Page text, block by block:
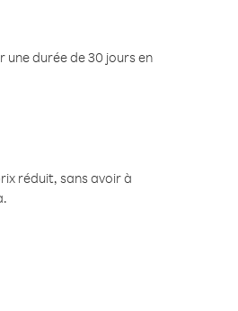
durée de 30 jours en
réduit, sans avoir à